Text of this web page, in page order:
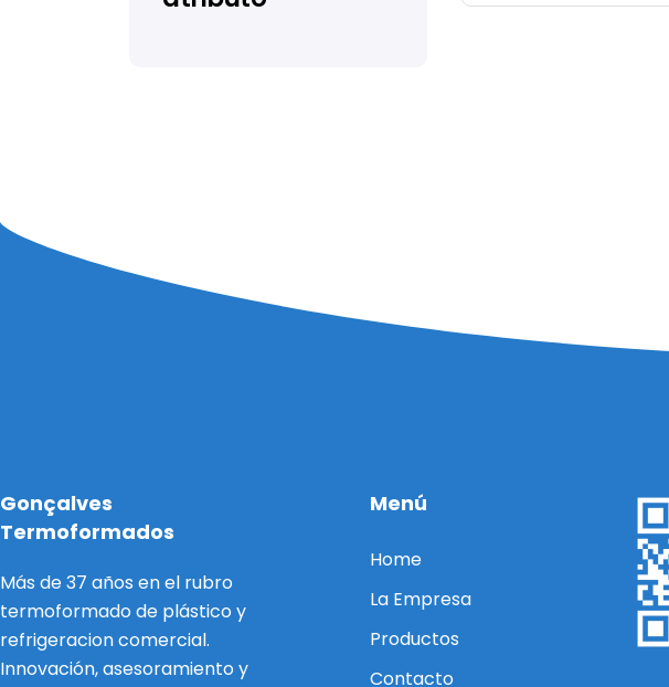
Gonçalves
Termoformados
Más de 37 años en el rubro
termoformado de plástico y
refrigeracion comercial.
Innovación, asesoramiento y
Menú
Home
La Empresa
Productos
Contacto